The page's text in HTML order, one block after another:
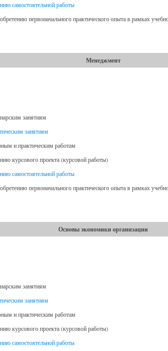
самостоятельной работы
первоначального практического опыта в рамках
Менеджмент
занятиям
занятиям
и практическим работам
курсового проекта (курсовой работы)
самостоятельной работы
первоначального практического опыта в рамках
Основы экономики организации
занятиям
занятиям
и практическим работам
курсового проекта (курсовой работы)
самостоятельной работы